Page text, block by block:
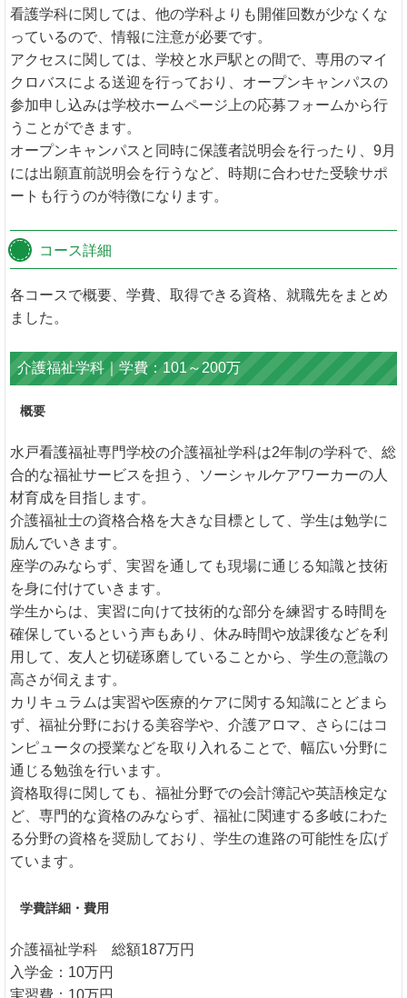
看護学科に関しては、他の学科よりも開催回数が少なくな
っているので、情報に注意が必要です。
アクセスに関しては、学校と水戸駅との間で、専用のマイ
クロバスによる送迎を行っており、オープンキャンパスの
参加申し込みは学校ホームページ上の応募フォームから行
うことができます。
オープンキャンパスと同時に保護者説明会を行ったり、9月
には出願直前説明会を行うなど、時期に合わせた受験サポ
ートも行うのが特徴になります。
コース詳細
各コースで概要、学費、取得できる資格、就職先をまとめ
ました。
介護福祉学科｜学費：101～200万
概要
水戸看護福祉専門学校の介護福祉学科は2年制の学科で、総
合的な福祉サービスを担う、ソーシャルケアワーカーの人
材育成を目指します。
介護福祉士の資格合格を大きな目標として、学生は勉学に
励んでいきます。
座学のみならず、実習を通しても現場に通じる知識と技術
を身に付けていきます。
学生からは、実習に向けて技術的な部分を練習する時間を
確保しているという声もあり、休み時間や放課後などを利
用して、友人と切磋琢磨していることから、学生の意識の
高さが伺えます。
カリキュラムは実習や医療的ケアに関する知識にとどまら
ず、福祉分野における美容学や、介護アロマ、さらにはコ
ンピュータの授業などを取り入れることで、幅広い分野に
通じる勉強を行います。
資格取得に関しても、福祉分野での会計簿記や英語検定な
ど、専門的な資格のみならず、福祉に関連する多岐にわた
る分野の資格を奨励しており、学生の進路の可能性を広げ
ています。
学費詳細・費用
介護福祉学科 総額187万円
入学金：10万円
実習費：10万円